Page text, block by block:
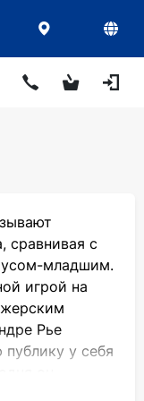
сравнивая с
младшим.
игрой на
Рье
у себя